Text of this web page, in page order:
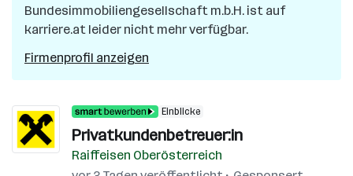
Bundesimmobiliengesellschaft m.b.H. ist auf
karriere.at leider nicht mehr verfügbar.
Firmenprofil anzeigen
Einblicke
Privatkundenbetreuer:in
Raiffeisen Oberösterreich